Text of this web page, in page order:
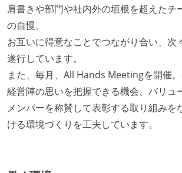
肩書きや部門や社内外の垣根を超えたチ
の自慢。
お互いに得意なことでつながり合い、次
遂行しています。
また、毎月、All Hands Meetingを開催
経営陣の思いを把握できる機会、バリュ
メンバーを称賛して表彰する取り組みを
ける環境づくりを工夫しています。